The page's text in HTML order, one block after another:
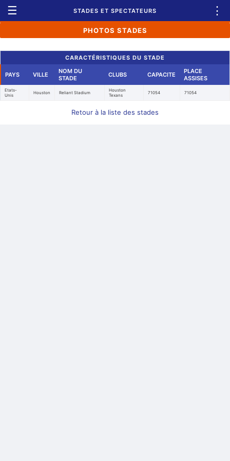
☰ STADES ET SPECTATEURS ⋮
PHOTOS STADES
CARACTÉRISTIQUES DU STADE
PAYS VILLE
NOM DU
STADE
CLUBS CAPACITE
PLACE
ASSISES
Etats-
Unis
Houston Reliant Stadium
Houston
Texans
71054 71054
Retour à la liste des stades